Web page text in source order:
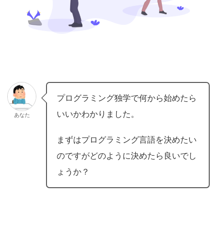
あなた
プログラミング独学で何から始めたら
いいかわかりました。
まずはプログラミング言語を決めたい
のですがどのように決めたら良いでし
ょうか？